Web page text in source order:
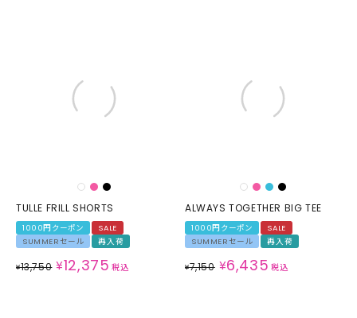
TULLE FRILL SHORTS
1000円クーポン
SALE
SUMMERセール
再入荷
¥13,750 ¥12,375 税込
ALWAYS TOGETHER BIG TEE
1000円クーポン
SALE
SUMMERセール
再入荷
¥7,150 ¥6,435 税込